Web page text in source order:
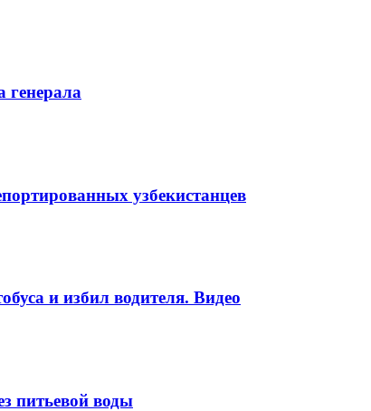
генерала
узбекистанцев
и избил водителя. Видео
питьевой воды